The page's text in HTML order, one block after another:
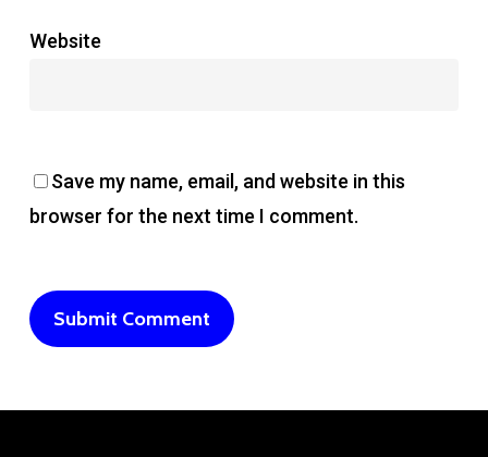
Website
Save my name, email, and website in this
browser for the next time I comment.